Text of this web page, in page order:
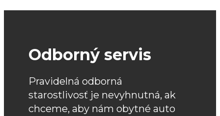
Odborný servis
Pravidelná odborná
starostlivosť je nevyhnutná, ak
chceme, aby nám obytné auto